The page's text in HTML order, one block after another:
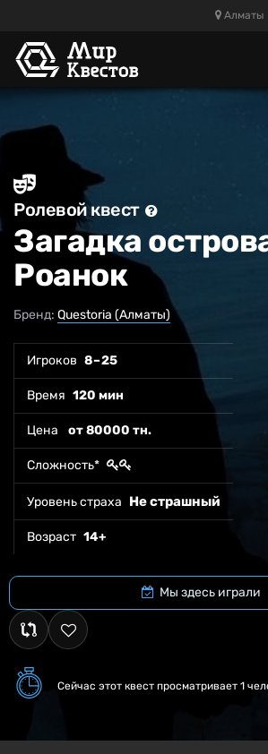
Алматы
Ролевой квест
Загадка
Роанок
Бренд: Questoria (Алматы)
Игроков 8 – 25
Время 120 мин
Цена от 80000 тн.
Сложность*
Уровень страха Не страшный
Возраст 14+
Мы здесь играли
Сейчас этот квест просматривает 1